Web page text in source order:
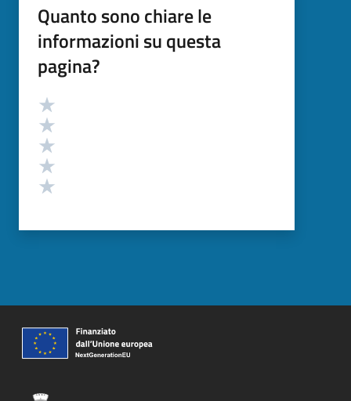
Quanto sono chiare le
informazioni su questa
pagina?
Valutazione